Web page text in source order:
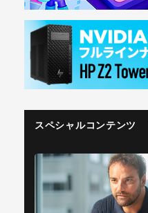
スペシャルコンテンツ